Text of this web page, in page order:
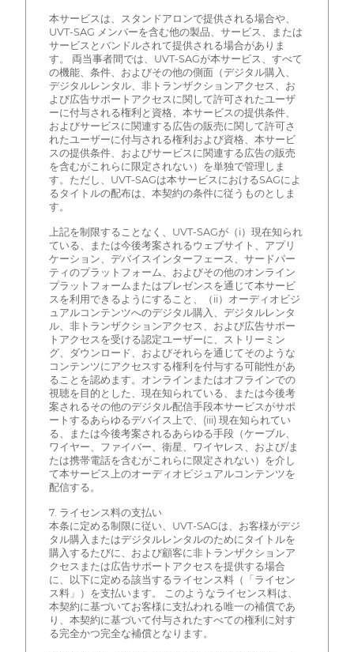
本サービスは、スタンドアロンで提供される場合や、
UVT-SAG メンバーを含む他の製品、サービス、または
サービスとバンドルされて提供される場合がありま
す。 両当事者間では、UVT-SAGが本サービス、すべて
の機能、条件、およびその他の側面（デジタル購入、
デジタルレンタル、非トランザクションアクセス、お
よび広告サポートアクセスに関して許可されたユーザ
ーに付与される権利と資格、本サービスの提供条件、
およびサービスに関連する広告の販売に関して許可さ
れたユーザーに付与される権利および資格、本サービ
スの提供条件、およびサービスに関連する広告の販売
を含むがこれらに限定されない）を単独で管理しま
す。ただし、UVT-SAGは本サービスにおけるSAGによ
るタイトルの配布は、本契約の条件に従うものとしま
す。
上記を制限することなく、UVT-SAGが（i）現在知られ
ている、または今後考案されるウェブサイト、アプリ
ケーション、デバイスインターフェース、サードパー
ティのプラットフォーム、およびその他のオンライン
プラットフォームまたはプレゼンスを通じて本サービ
スを利用できるようにすること、（ii）オーディオビジ
ュアルコンテンツへのデジタル購入、デジタルレンタ
ル、非トランザクションアクセス、および広告サポー
トアクセスを受ける認定ユーザーに、ストリーミン
グ、ダウンロード、およびそれらを通じてそのような
コンテンツにアクセスする権利を付与する可能性があ
ることを認めます。オンラインまたはオフラインでの
視聴を目的とした、現在知られている、または今後考
案されるその他のデジタル配信手段本サービスがサポ
ートするあらゆるデバイス上で、(iii) 現在知られてい
る、または今後考案されるあらゆる手段（ケーブル、
ワイヤー、ファイバー、衛星、ワイヤレス、および/ま
たは携帯電話を含むがこれらに限定されない）を介し
て本サービス上のオーディオビジュアルコンテンツを
配信する。
7. ライセンス料の支払い
本条に定める制限に従い、UVT-SAGは、お客様がデジ
タル購入またはデジタルレンタルのためにタイトルを
購入するたびに、および顧客に非トランザクションア
クセスまたは広告サポートアクセスを提供する場合
に、以下に定める該当するライセンス料（「ライセン
ス料」）を支払います。 このようなライセンス料は、
本契約に基づいてお客様に支払われる唯一の補償であ
り、本契約に基づいて付与されたすべての権利に対す
る完全かつ完全な補償となります。